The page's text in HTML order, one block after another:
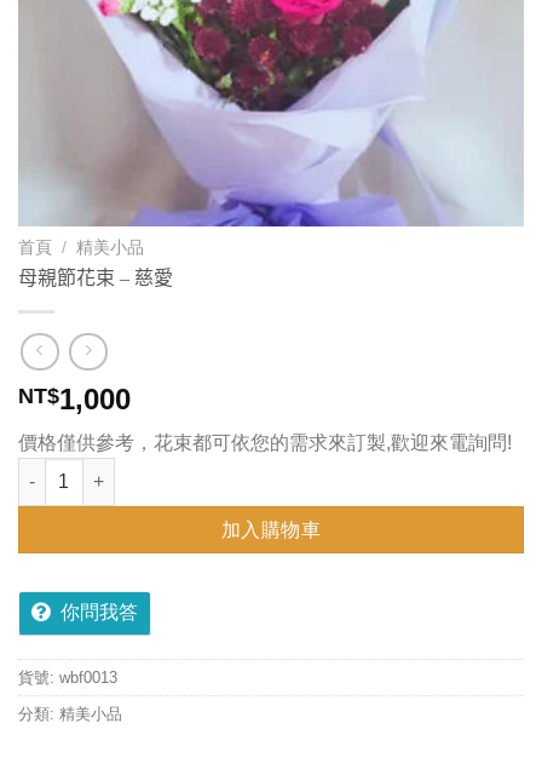
首頁 / 精美小品
母親節花束 – 慈愛
NT$1,000
價格僅供參考，花束都可依您的需求來訂製,歡迎來電詢問!
加入購物車
你問我答
貨號: wbf0013
分類: 精美小品